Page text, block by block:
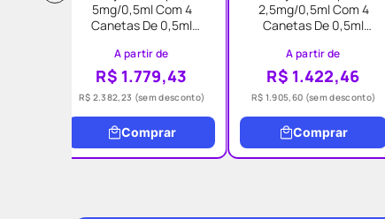
5mg/0,5ml Com 4
Canetas De 0,5ml
A partir de
R$ 1.779,43
R$ 2.382,23 (sem desconto)
Comprar
2,5mg/0,5ml Com 4
Canetas De 0,5ml
A partir de
R$ 1.422,46
R$ 1.905,60 (sem desconto)
Comprar